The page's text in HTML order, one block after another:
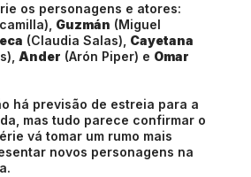
os personagens e atores:
Guzmán (Miguel
(Claudia Salas), Cayetana
Ander (Arón Piper) e Omar
há previsão de estreia para a
mas tudo parece confirmar o
vá tomar um rumo mais
novos personagens na